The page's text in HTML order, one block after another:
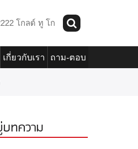
โกลด์ ทู โก
เกี่ยวกับเรา ถาม-ตอบ
ทความ